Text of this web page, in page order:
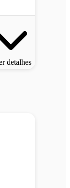
detalhes